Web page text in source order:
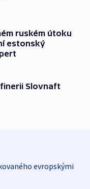
ruském útoku
estonský
Slovnaft
evropskými